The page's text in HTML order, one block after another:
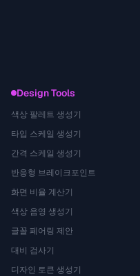
Design Tools
색상 팔레트 생성기
타입 스케일 생성기
간격 스케일 생성기
반응형 브레이크포인트
화면 비율 계산기
색상 음영 생성기
글꼴 페어링 제안
대비 검사기
디자인 토큰 생성기